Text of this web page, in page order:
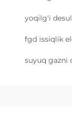
yoqilg'i
fgd issiqlik
suyuq gazni